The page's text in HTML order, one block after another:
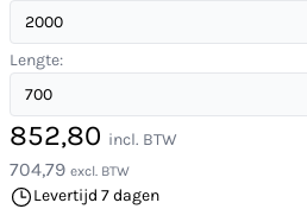
Lengte:
852,80 incl. BTW
704,79 excl. BTW
Levertijd 7 dagen